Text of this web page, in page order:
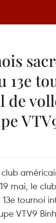
13e
de
mai, le
tournoi
VTV9